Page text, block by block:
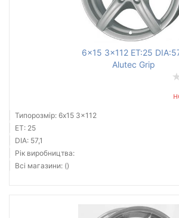
6x15 3x112 ET:25
Alutec Grip
Типорозмір: 6x15 3x112
ET: 25
DIA: 57,1
Рік виробництва:
Всі магазини: ()